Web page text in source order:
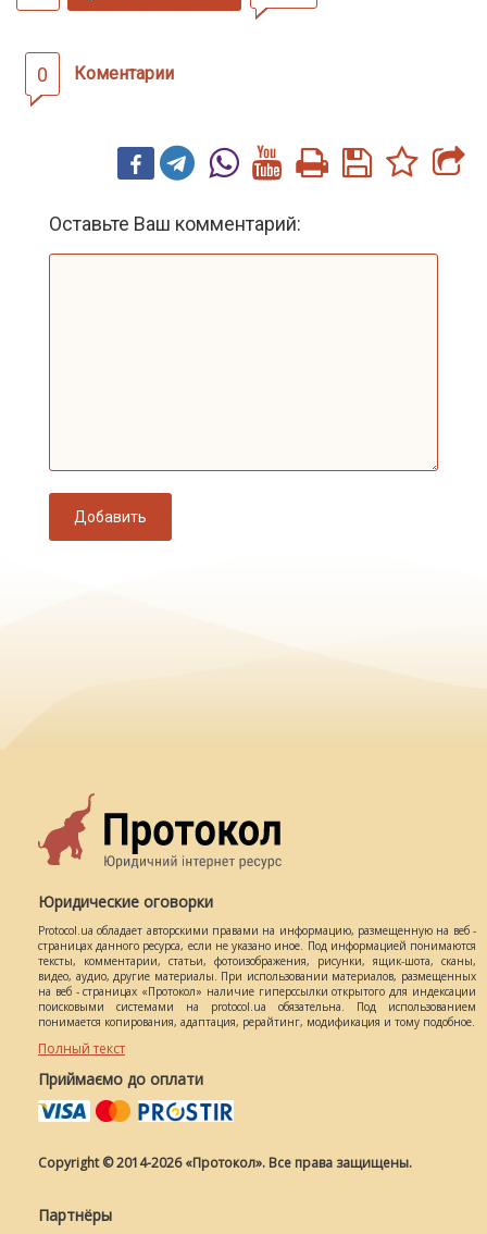
0 Коментарии
Оставьте Ваш комментарий:
Добавить
Юридические оговорки
Protocol.ua обладает авторскими правами на информацию, размещенную на веб -
страницах данного ресурса, если не указано иное. Под информацией понимаются
тексты, комментарии, статьи, фотоизображения, рисунки, ящик-шота, сканы,
видео, аудио, другие материалы. При использовании материалов, размещенных
на веб - страницах «Протокол» наличие гиперссылки открытого для индексации
поисковыми системами на protocol.ua обязательна. Под использованием
понимается копирования, адаптация, рерайтинг, модификация и тому подобное.
Полный текст
Приймаємо до оплати
Copyright © 2014-2026 «Протокол». Все права защищены.
Партнёры